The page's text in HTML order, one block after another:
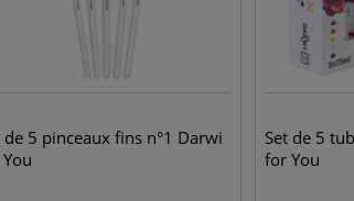
de 5 pinceaux fins n°1 Darwi
Set de 5
for You